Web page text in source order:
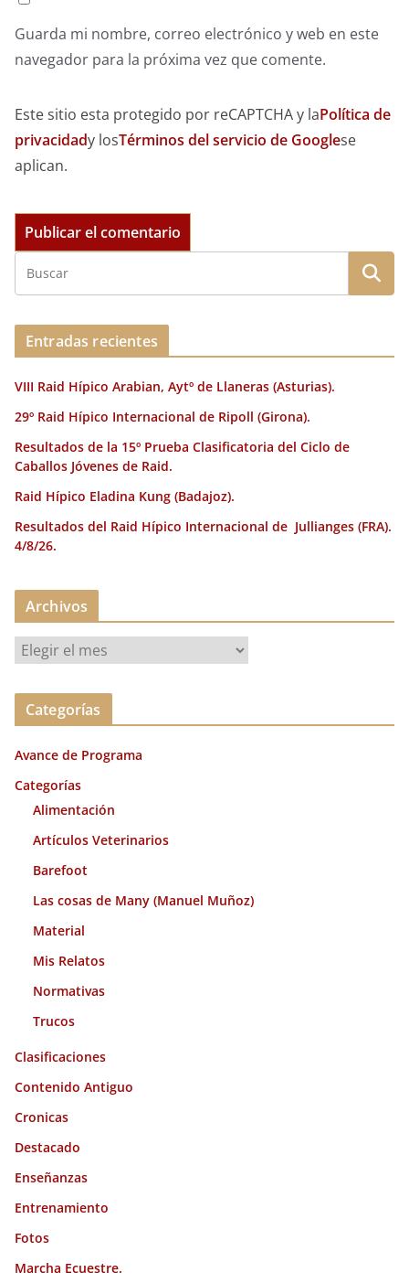
Guarda mi nombre, correo electrónico y web en este
navegador para la próxima vez que comente.
Este sitio esta protegido por reCAPTCHA y laPolítica de
privacidady losTérminos del servicio de Googlese
aplican.
Entradas recientes
VIII Raid Hípico Arabian, Aytº de Llaneras (Asturias).
29º Raid Hípico Internacional de Ripoll (Girona).
Resultados de la 15º Prueba Clasificatoria del Ciclo de
Caballos Jóvenes de Raid.
Raid Hípico Eladina Kung (Badajoz).
Resultados del Raid Hípico Internacional de Jullianges (FRA).
4/8/26.
Archivos
r
c
v
o
Categorías
Avance de Programa
Categorías
Alimentación
Artículos Veterinarios
Barefoot
Las cosas de Many (Manuel Muñoz)
Material
Mis Relatos
Normativas
Trucos
Clasificaciones
Contenido Antiguo
Cronicas
Destacado
Enseñanzas
Entrenamiento
Fotos
Marcha Ecuestre.